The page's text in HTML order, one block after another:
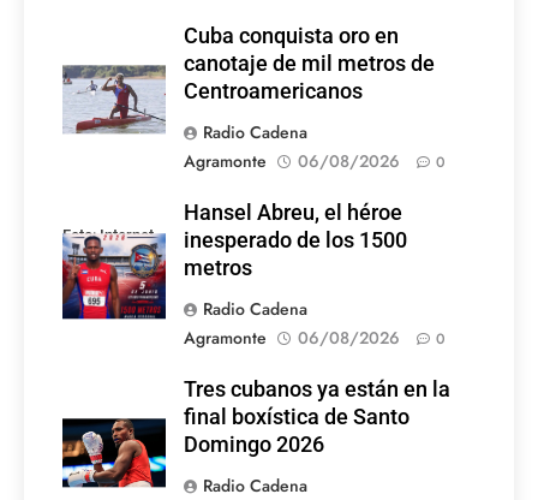
Cuba conquista oro en
canotaje de mil metros de
Centroamericanos
Radio Cadena
Agramonte
06/08/2026 0
Foto: Internet
Hansel Abreu, el héroe
inesperado de los 1500
metros
Radio Cadena
Agramonte
06/08/2026 0
Tres cubanos ya están en la
final boxística de Santo
Domingo 2026
Radio Cadena